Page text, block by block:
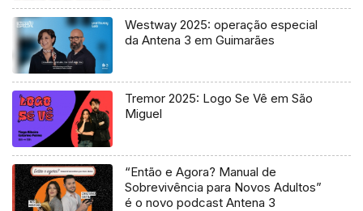
Westway 2025: operação especial
da Antena 3 em Guimarães
Tremor 2025: Logo Se Vê em São
Miguel
“Então e Agora? Manual de
Sobrevivência para Novos Adultos”
é o novo podcast Antena 3